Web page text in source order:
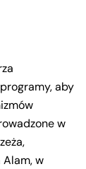
aby
w
w